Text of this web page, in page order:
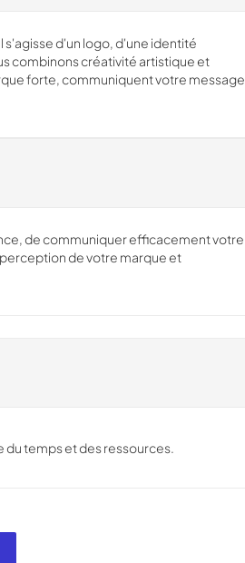
d'un logo, d'une identité
combinons créativité artistique et
forte, communiquent votre message
de communiquer efficacement votre
de votre marque et
temps et des ressources.